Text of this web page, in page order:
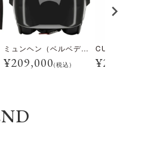
ミュンヘン（ベルベデーレ）
¥209,000(税込) ¥28,600